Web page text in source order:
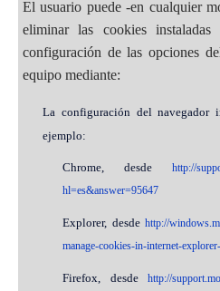
El usuario puede -en cualquier
eliminar las cookies
configuración de las opciones
equipo mediante:
La configuración del navegador
ejemplo:
Chrome, desde http://
hl=es&answer=95647
Explorer, desde http://
manage-cookies-in-internet-
Firefox, desde http://